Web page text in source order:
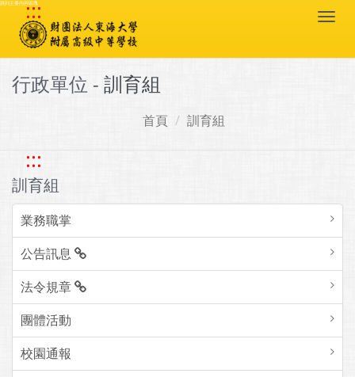
跳到主要內容區塊
:::
行政單位 - 訓育組
首頁 訓育組
:::
訓育組
業務職掌
公告訊息
法令規章
團體活動
校園通報